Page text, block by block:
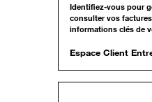
Identifiez-vous pour
consulter vos
informations clés de
Espace Client